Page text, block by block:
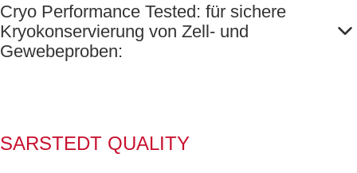
Cryo Performance Tested: für sichere
Kryokonservierung von Zell- und
Gewebeproben:
SARSTEDT QUALITY